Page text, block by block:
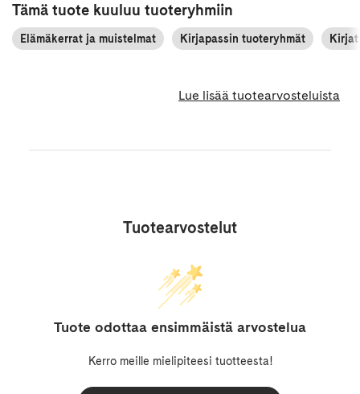
Tämä tuote kuuluu tuoteryhmiin
Elämäkerrat ja muistelmat Kirjapassin tuoteryhmät Kirjat
Lue lisää tuotearvosteluista
Tuotearvostelut
Tuote odottaa ensimmäistä arvostelua
Kerro meille mielipiteesi tuotteesta!